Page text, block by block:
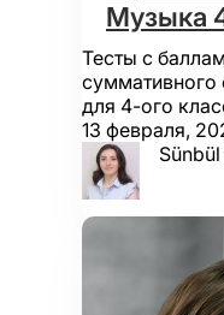
Музыка
Тесты с
суммативного
для 4-ого
13 февраля,